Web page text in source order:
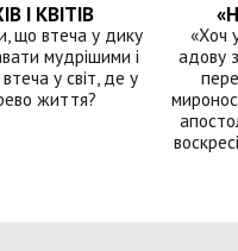
І КВІТІВ
що втеча у дику
мудрішими і
у світ, де у
життя?
«Хоч
адову